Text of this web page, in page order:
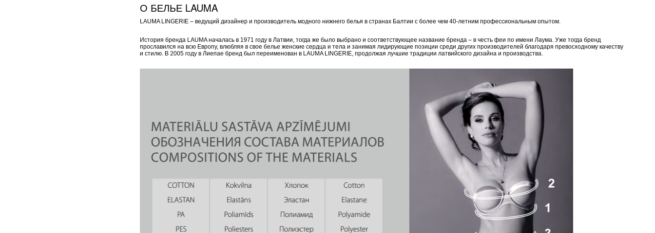
О БЕЛЬЕ LAUMA
LAUMA LINGERIE – ведущий дизайнер и производитель модного нижнего белья в странах Балтии с более чем 40-летним профессиональным опытом.
История бренда LAUMA началась в 1971 году в Латвии, тогда же было выбрано и соответствующее название бренда – в честь феи по имени Лаума. Уже тогда бренд
прославился на всю Европу, влюбляя в свое белье женские сердца и тела и занимая лидирующие позиции среди других производителей благодаря превосходному качеству
и стилю. В 2005 году в Лиепае бренд был переименован в LAUMA LINGERIE, продолжая лучшие традиции латвийского дизайна и производства.